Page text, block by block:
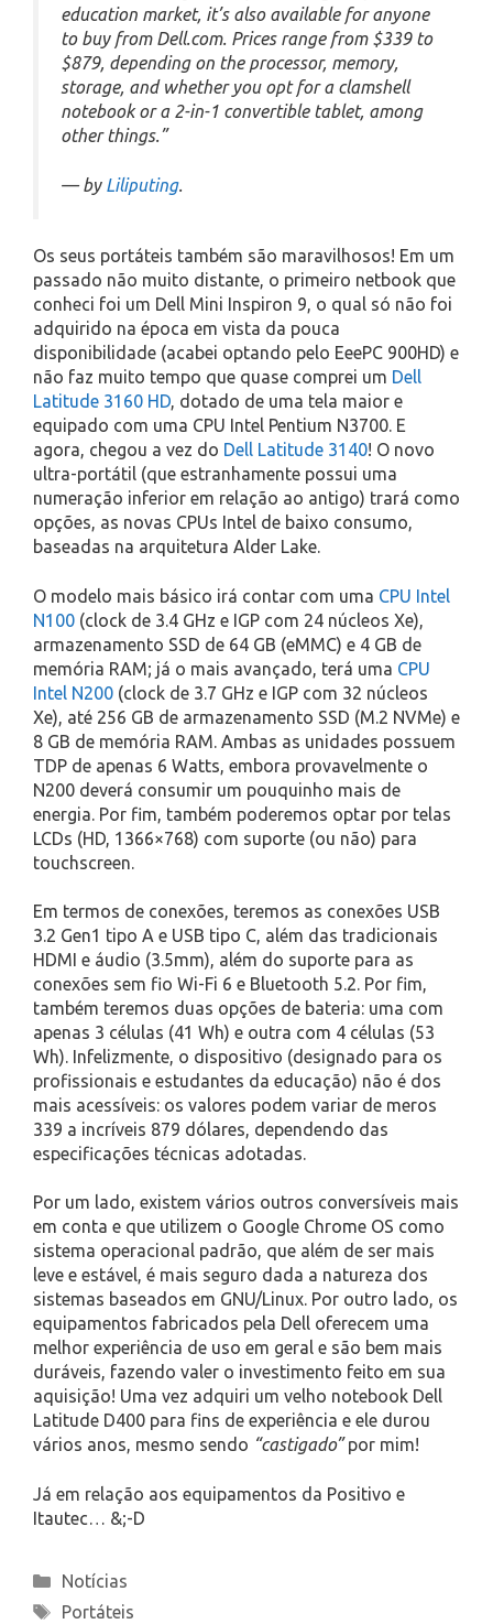
education market, it’s also available for anyone
to buy from Dell.com. Prices range from $339 to
$879, depending on the processor, memory,
storage, and whether you opt for a clamshell
notebook or a 2-in-1 convertible tablet, among
other things.”
— by Liliputing.
Os seus portáteis também são maravilhosos! Em um
passado não muito distante, o primeiro netbook que
conheci foi um Dell Mini Inspiron 9, o qual só não foi
adquirido na época em vista da pouca
disponibilidade (acabei optando pelo EeePC 900HD) e
não faz muito tempo que quase comprei um Dell
Latitude 3160 HD, dotado de uma tela maior e
equipado com uma CPU Intel Pentium N3700. E
agora, chegou a vez do Dell Latitude 3140! O novo
ultra-portátil (que estranhamente possui uma
numeração inferior em relação ao antigo) trará como
opções, as novas CPUs Intel de baixo consumo,
baseadas na arquitetura Alder Lake.
O modelo mais básico irá contar com uma CPU Intel
N100 (clock de 3.4 GHz e IGP com 24 núcleos Xe),
armazenamento SSD de 64 GB (eMMC) e 4 GB de
memória RAM; já o mais avançado, terá uma CPU
Intel N200 (clock de 3.7 GHz e IGP com 32 núcleos
Xe), até 256 GB de armazenamento SSD (M.2 NVMe) e
8 GB de memória RAM. Ambas as unidades possuem
TDP de apenas 6 Watts, embora provavelmente o
N200 deverá consumir um pouquinho mais de
energia. Por fim, também poderemos optar por telas
LCDs (HD, 1366×768) com suporte (ou não) para
touchscreen.
Em termos de conexões, teremos as conexões USB
3.2 Gen1 tipo A e USB tipo C, além das tradicionais
HDMI e áudio (3.5mm), além do suporte para as
conexões sem fio Wi-Fi 6 e Bluetooth 5.2. Por fim,
também teremos duas opções de bateria: uma com
apenas 3 células (41 Wh) e outra com 4 células (53
Wh). Infelizmente, o dispositivo (designado para os
profissionais e estudantes da educação) não é dos
mais acessíveis: os valores podem variar de meros
339 a incríveis 879 dólares, dependendo das
especificações técnicas adotadas.
Por um lado, existem vários outros conversíveis mais
em conta e que utilizem o Google Chrome OS como
sistema operacional padrão, que além de ser mais
leve e estável, é mais seguro dada a natureza dos
sistemas baseados em GNU/Linux. Por outro lado, os
equipamentos fabricados pela Dell oferecem uma
melhor experiência de uso em geral e são bem mais
duráveis, fazendo valer o investimento feito em sua
aquisição! Uma vez adquiri um velho notebook Dell
Latitude D400 para fins de experiência e ele durou
vários anos, mesmo sendo “castigado”por mim!
Já em relação aos equipamentos da Positivo e
Itautec… &;-D
Categories
Notícias
Tags
Portáteis